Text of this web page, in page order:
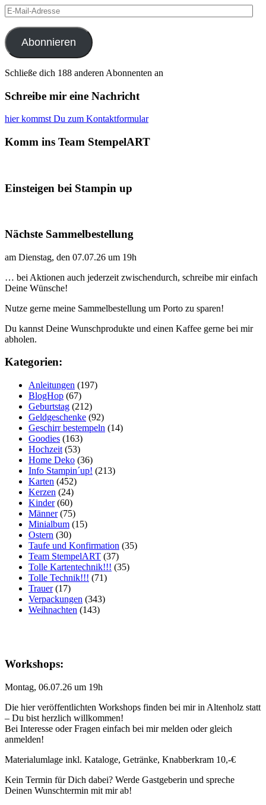
E-
Mail-
Adresse
Abonnieren
Schließe dich 188 anderen Abonnenten an
Schreibe mir eine Nachricht
hier kommst Du zum Kontaktformular
Komm ins Team StempelART
Einsteigen bei Stampin up
Nächste Sammelbestellung
am Dienstag, den 07.07.26 um 19h
… bei Aktionen auch jederzeit zwischendurch, schreibe mir einfach
Deine Wünsche!
Nutze gerne meine Sammelbestellung um Porto zu sparen!
Du kannst Deine Wunschprodukte und einen Kaffee gerne bei mir
abholen.
Kategorien:
Anleitungen (197)
BlogHop (67)
Geburtstag (212)
Geldgeschenke (92)
Geschirr bestempeln (14)
Goodies (163)
Hochzeit (53)
Home Deko (36)
Info Stampin´up! (213)
Karten (452)
Kerzen (24)
Kinder(60)
Männer(75)
Minialbum (15)
Ostern (30)
Taufe und Konfirmation (35)
Team StempelART (37)
Tolle Kartentechnik!!! (35)
Tolle Technik!!! (71)
Trauer(17)
Verpackungen (343)
Weihnachten (143)
Workshops:
Montag, 06.07.26 um 19h
Die hier veröffentlichten Workshops finden bei mir in Altenholz statt
– Du bist herzlich willkommen!
Bei Interesse oder Fragen einfach bei mir melden oder gleich
anmelden!
Materialumlage inkl. Kataloge, Getränke, Knabberkram 10,-€
Kein Termin für Dich dabei? Werde Gastgeberin und spreche
Deinen Wunschtermin mit mir ab!